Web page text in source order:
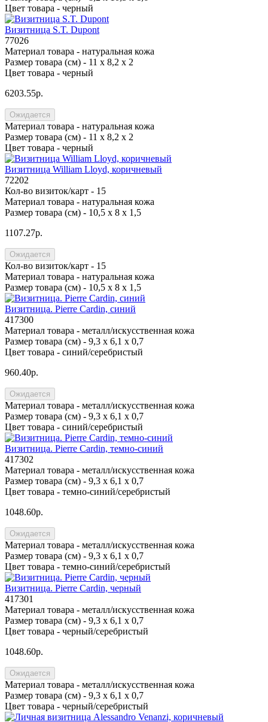
Цвет товара - черный
Визитница S.T. Dupont
77026
Материал товара - натуральная кожа
Размер товара (см) - 11 х 8,2 х 2
Цвет товара - черный
6203.55р.
Ожидается
Материал товара - натуральная кожа
Размер товара (см) - 11 х 8,2 х 2
Цвет товара - черный
Визитница William Lloyd, коричневый
72202
Кол-во визиток/карт - 15
Материал товара - натуральная кожа
Размер товара (см) - 10,5 х 8 х 1,5
1107.27р.
Ожидается
Кол-во визиток/карт - 15
Материал товара - натуральная кожа
Размер товара (см) - 10,5 х 8 х 1,5
Визитница. Pierre Cardin, синий
417300
Материал товара - металл/искусственная кожа
Размер товара (см) - 9,3 х 6,1 х 0,7
Цвет товара - синий/серебристый
960.40р.
Ожидается
Материал товара - металл/искусственная кожа
Размер товара (см) - 9,3 х 6,1 х 0,7
Цвет товара - синий/серебристый
Визитница. Pierre Cardin, темно-синий
417302
Материал товара - металл/искусственная кожа
Размер товара (см) - 9,3 х 6,1 х 0,7
Цвет товара - темно-синий/серебристый
1048.60р.
Ожидается
Материал товара - металл/искусственная кожа
Размер товара (см) - 9,3 х 6,1 х 0,7
Цвет товара - темно-синий/серебристый
Визитница. Pierre Cardin, черный
417301
Материал товара - металл/искусственная кожа
Размер товара (см) - 9,3 х 6,1 х 0,7
Цвет товара - черный/серебристый
1048.60р.
Ожидается
Материал товара - металл/искусственная кожа
Размер товара (см) - 9,3 х 6,1 х 0,7
Цвет товара - черный/серебристый